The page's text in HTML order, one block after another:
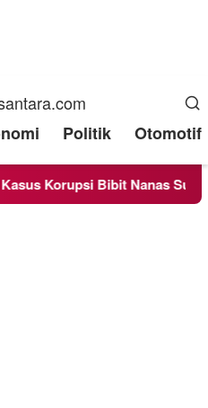
Politik Otomotif
Bibit Nanas Sulsel Rp 52,4